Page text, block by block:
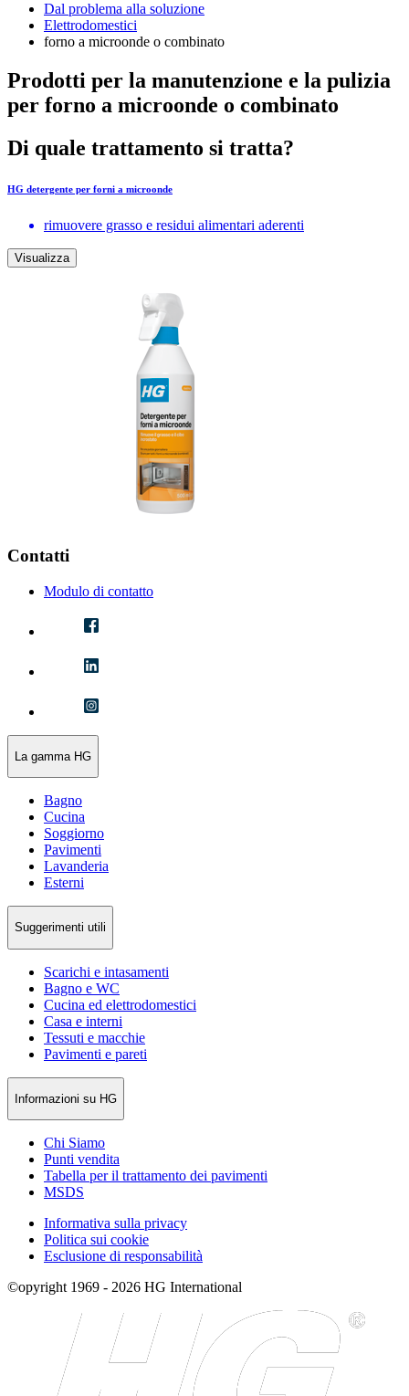
Dal problema alla soluzione
Elettrodomestici
forno a microonde o combinato
Prodotti per la manutenzione e la pulizia
per forno a microonde o combinato
Di quale trattamento si tratta?
HG detergente per forni a microonde
rimuovere grasso e residui alimentari aderenti
Visualizza
Contatti
Modulo di contatto
La gamma HG
Bagno
Cucina
Soggiorno
Pavimenti
Lavanderia
Esterni
Suggerimenti utili
Scarichi e intasamenti
Bagno e WC
Cucina ed elettrodomestici
Casa e interni
Tessuti e macchie
Pavimenti e pareti
Informazioni su HG
Chi Siamo
Punti vendita
Tabella per il trattamento dei pavimenti
MSDS
Informativa sulla privacy
Politica sui cookie
Esclusione di responsabilità
©opyright 1969 - 2026 HG International